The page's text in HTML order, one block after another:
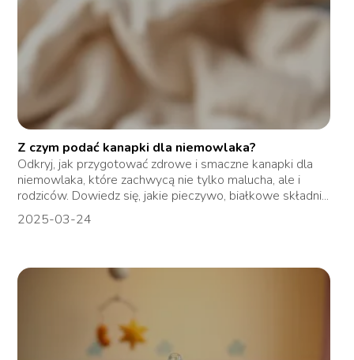
Z czym podać kanapki dla niemowlaka?
Odkryj, jak przygotować zdrowe i smaczne kanapki dla
niemowlaka, które zachwycą nie tylko malucha, ale i
rodziców. Dowiedz się, jakie pieczywo, białkowe składni...
2025-03-24